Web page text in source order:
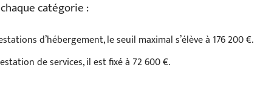
catégorie :
d’hébergement, le seuil maximal s’élève à 176 200 €.
de services, il est fixé à 72 600 €.